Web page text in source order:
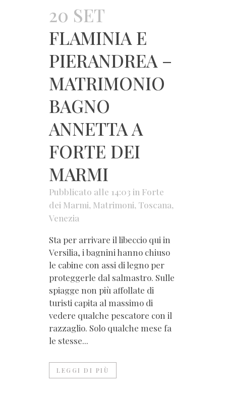
20 SET
FLAMINIA E
PIERANDREA –
MATRIMONIO
BAGNO
ANNETTA A
FORTE DEI
MARMI
Pubblicato alle 14:03 in Forte
dei Marmi, Matrimoni, Toscana,
Venezia
Sta per arrivare il libeccio qui in
Versilia, i bagnini hanno chiuso
le cabine con assi di legno per
proteggerle dal salmastro. Sulle
spiagge non più affollate di
turisti capita al massimo di
vedere qualche pescatore con il
razzaglio. Solo qualche mese fa
le stesse...
LEGGI DI PIÙ